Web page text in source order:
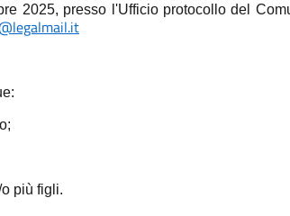
2025, presso l'Ufficio protocollo del
più figli.